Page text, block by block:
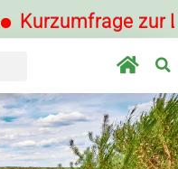
Kurzumfrage zur